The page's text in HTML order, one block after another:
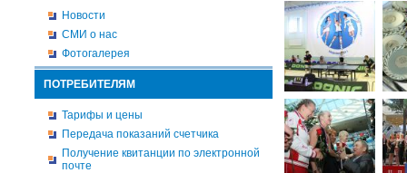
Новости
СМИ о нас
Фотогалерея
ПОТРЕБИТЕЛЯМ
Тарифы и цены
Передача показаний счетчика
Получение квитанции по электронной
почте